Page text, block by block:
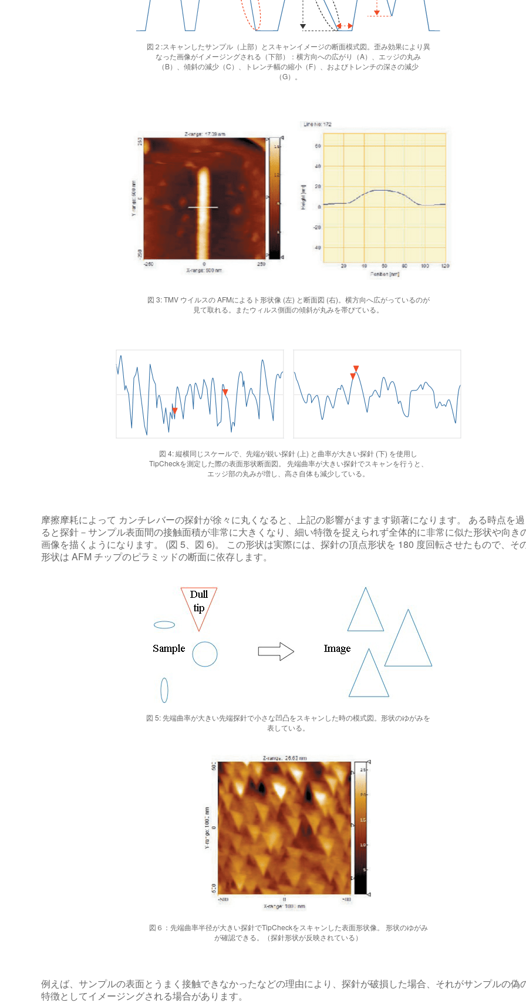
図２:スキャンしたサンプル（上部）とスキャンイメージの断面模式図。歪み効果により異
なった画像がイメージングされる（下部）：横方向への広がり（A）、エッジの丸み
（B）、傾斜の減少（C）、トレンチ幅の縮小（F）、およびトレンチの深さの減少
（G）。
図 3: TMV ウイルスの AFMによるト形状像 (左) と断面図 (右)。横方向へ広がっているのが
見て取れる。またウィルス側面の傾斜が丸みを帯びている。
図 4: 縦横同じスケールで、先端が鋭い探針 (上) と曲率が大きい探針 (下) を使用し
TipCheckを測定した際の表面形状断面図。 先端曲率が大きい探針でスキャンを行うと、
エッジ部の丸みが増し、高さ自体も減少している。
摩擦摩耗によって カンチレバーの探針が徐々に丸くなると、上記の影響がますます顕著になります。 ある時点を
ると探針－サンプル表面間の接触面積が非常に大きくなり、細い特徴を捉えられず全体的に非常に似た形状や向き
画像を描くようになります。 (図 5、図 6)。 この形状は実際には、探針の頂点形状を 180 度回転させたもので、そ
形状は AFM チップのピラミッドの断面に依存します。
図 5: 先端曲率が大きい先端探針で小さな凹凸をスキャンした時の模式図。形状のゆがみを
表している。
図６：先端曲率半径が大きい探針でTipCheckをスキャンした表面形状像。 形状のゆがみ
が確認できる。（探針形状が反映されている）
例えば、サンプルの表面とうまく接触できなかったなどの理由により、探針が破損した場合、それがサンプルの偽
特徴としてイメージングされる場合があります。